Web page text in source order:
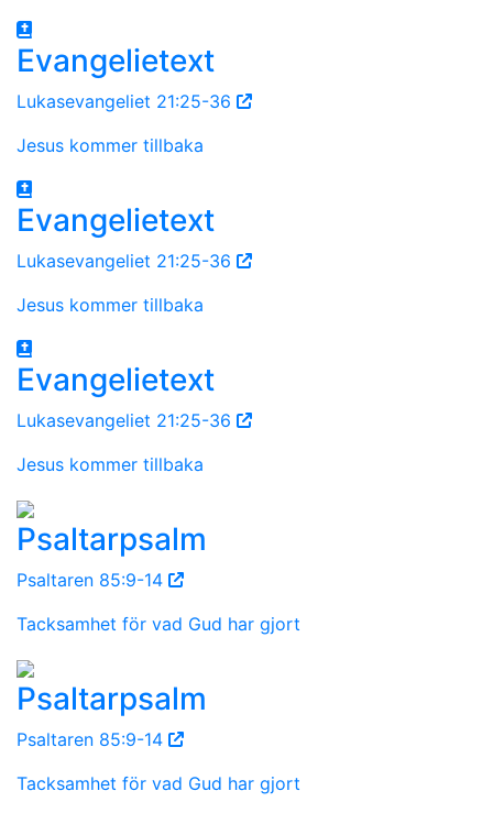
Evangelietext
Lukasevangeliet 21:25-36
Jesus kommer tillbaka
Evangelietext
Lukasevangeliet 21:25-36
Jesus kommer tillbaka
Evangelietext
Lukasevangeliet 21:25-36
Jesus kommer tillbaka
Psaltarpsalm
Psaltaren 85:9-14
Tacksamhet för vad Gud har gjort
Psaltarpsalm
Psaltaren 85:9-14
Tacksamhet för vad Gud har gjort